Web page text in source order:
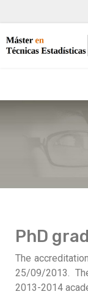
PhD
The
25/09/2013.
2013-2014